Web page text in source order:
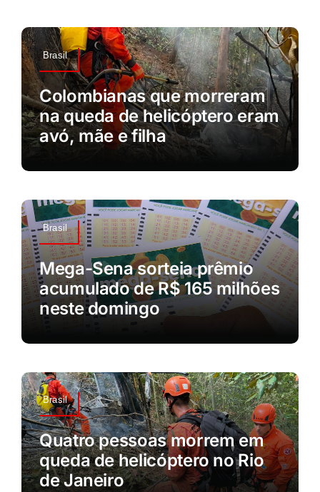
Brasil
Colombianas que morreram
na queda de helicóptero eram
avó, mãe e filha
Brasil
Mega-Sena sorteia prêmio
acumulado de R$ 165 milhões
neste domingo
Brasil
Quatro pessoas morrem em
queda de helicóptero no Rio
de Janeiro